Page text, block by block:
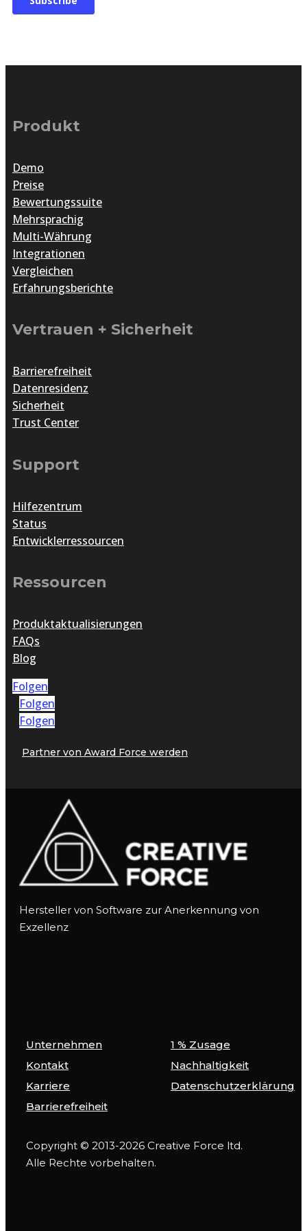
Produkt
Demo
Preise
Bewertungssuite
Mehrsprachig
Multi-Währung
Integrationen
Vergleichen
Erfahrungsberichte
Vertrauen + Sicherheit
Barrierefreiheit
Datenresidenz
Sicherheit
Trust Center
Support
Hilfezentrum
Status
Entwicklerressourcen
Ressourcen
Produktaktualisierungen
FAQs
Blog
Folgen
Folgen
Folgen
Partner von Award Force werden
Hersteller von Software zur Anerkennung von
Exzellenz
Unternehmen
1 % Zusage
Kontakt
Nachhaltigkeit
Karriere
Datenschutzerklärung
Barrierefreiheit
Copyright © 2013-2026 Creative Force ltd.
Alle Rechte vorbehalten.